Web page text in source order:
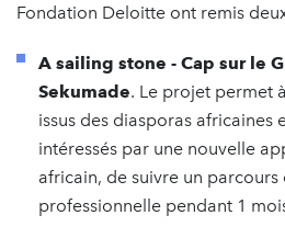
Fondation Deloitte ont remis
A sailing stone - Cap sur le
Sekumade. Le projet permet
issus des diasporas africaines
intéressés par une nouvelle
africain, de suivre un parcours
professionnelle pendant 1